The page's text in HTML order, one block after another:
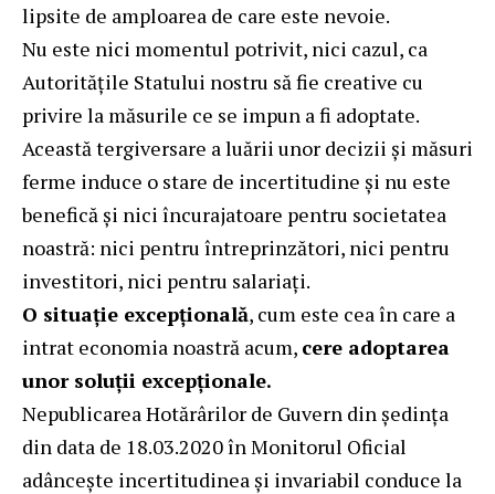
lipsite de amploarea de care este nevoie.
Nu este nici momentul potrivit, nici cazul, ca
Autoritățile Statului nostru să fie creative cu
privire la măsurile ce se impun a fi adoptate.
Această tergiversare a luării unor decizii și măsuri
ferme induce o stare de incertitudine și nu este
benefică și nici încurajatoare pentru societatea
noastră: nici pentru întreprinzători, nici pentru
investitori, nici pentru salariați.
O situație excepțională, cum este cea în care a
intrat economia noastră acum, cere adoptarea
unor soluții excepționale.
Nepublicarea Hotărârilor de Guvern din ședința
din data de 18.03.2020 în Monitorul Oficial
adâncește incertitudinea și invariabil conduce la